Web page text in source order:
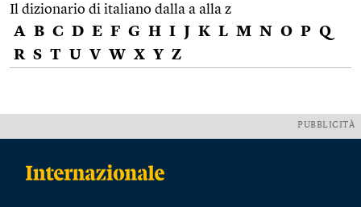
Il dizionario di italiano dalla a alla z
A B C D E F G H I J K L M N O P Q
R S T U V W X Y Z
PUBBLICITÀ